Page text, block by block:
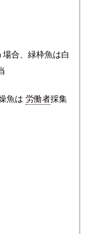
合、緑枠魚は白
魚は 労働者採集